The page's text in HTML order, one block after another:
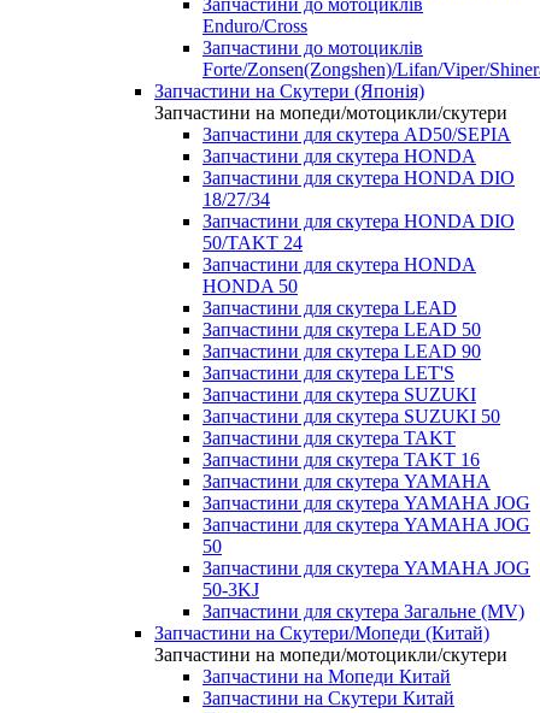
Запчастини до мотоциклів
Enduro/Cross
Запчастини до мотоциклів
Forte/Zonsen(Zongshen)/Lifan/Viper/
Запчастини на Скутери (Японія)
Запчастини на мопеди/мотоцикли/скутери
Запчастини для скутера AD50/SEPIA
Запчастини для скутера HONDA
Запчастини для скутера HONDA DIO
18/27/34
Запчастини для скутера HONDA DIO
50/TAKT 24
Запчастини для скутера HONDA
HONDA 50
Запчастини для скутера LEAD
Запчастини для скутера LEAD 50
Запчастини для скутера LEAD 90
Запчастини для скутера LET'S
Запчастини для скутера SUZUKI
Запчастини для скутера SUZUKI 50
Запчастини для скутера TAKT
Запчастини для скутера TAKT 16
Запчастини для скутера YAMAHA
Запчастини для скутера YAMAHA JOG
Запчастини для скутера YAMAHA JOG
50
Запчастини для скутера YAMAHA JOG
50-3KJ
Запчастини для скутера Загальне (MV)
Запчастини на Скутери/Мопеди (Китай)
Запчастини на мопеди/мотоцикли/скутери
Запчастини на Мопеди Китай
Запчастини на Скутери Китай